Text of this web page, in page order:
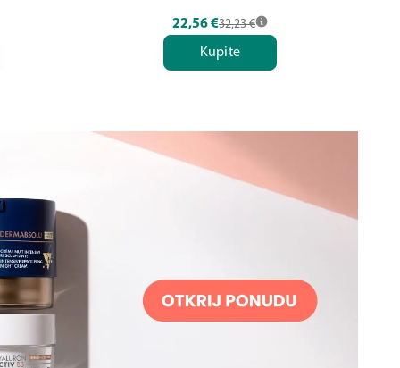
22,56€32,23 €
Kupite